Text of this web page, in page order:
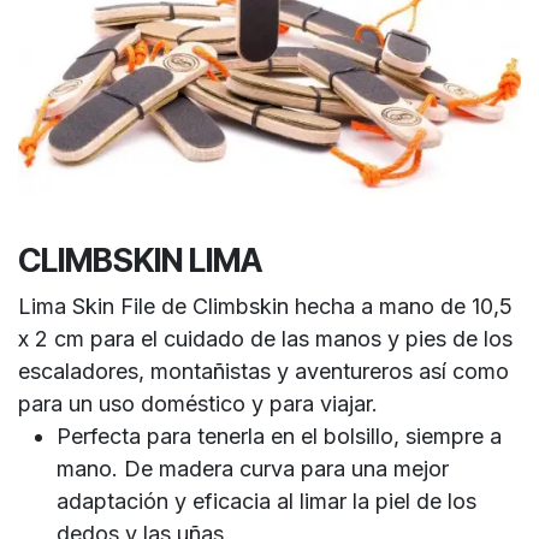
CLIMBSKIN LIMA
Lima Skin File de Climbskin hecha a mano de 10,5
x 2 cm para el cuidado de las manos y pies de los
escaladores, montañistas y aventureros así como
para un uso doméstico y para viajar.
Perfecta para tenerla en el bolsillo, siempre a
mano. De madera curva para una mejor
adaptación y eficacia al limar la piel de los
dedos y las uñas.